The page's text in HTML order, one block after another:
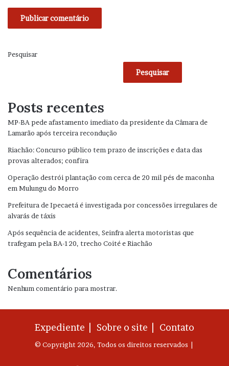
Pesquisar
Pesquisar
Posts recentes
MP-BA pede afastamento imediato da presidente da Câmara de
Lamarão após terceira recondução
Riachão: Concurso público tem prazo de inscrições e data das
provas alterados; confira
Operação destrói plantação com cerca de 20 mil pés de maconha
em Mulungu do Morro
Prefeitura de Ipecaetá é investigada por concessões irregulares de
alvarás de táxis
Após sequência de acidentes, Seinfra alerta motoristas que
trafegam pela BA-120, trecho Coité e Riachão
Comentários
Nenhum comentário para mostrar.
Expediente | Sobre o site | Contato
© Copyright 2026, Todos os direitos reservados |